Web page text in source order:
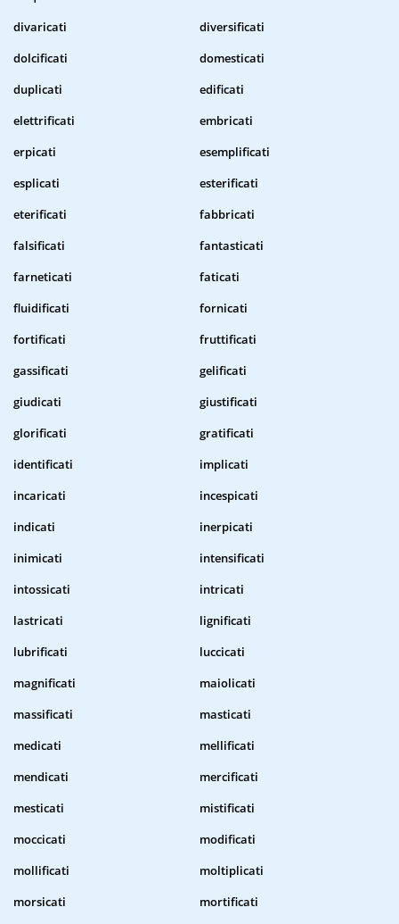
divaricati
diversificati
dolcificati
domesticati
duplicati
edificati
elettrificati
embricati
erpicati
esemplificati
esplicati
esterificati
eterificati
fabbricati
falsificati
fantasticati
farneticati
faticati
fluidificati
fornicati
fortificati
fruttificati
gassificati
gelificati
giudicati
giustificati
glorificati
gratificati
identificati
implicati
incaricati
incespicati
indicati
inerpicati
inimicati
intensificati
intossicati
intricati
lastricati
lignificati
lubrificati
luccicati
magnificati
maiolicati
massificati
masticati
medicati
mellificati
mendicati
mercificati
mesticati
mistificati
moccicati
modificati
mollificati
moltiplicati
morsicati
mortificati